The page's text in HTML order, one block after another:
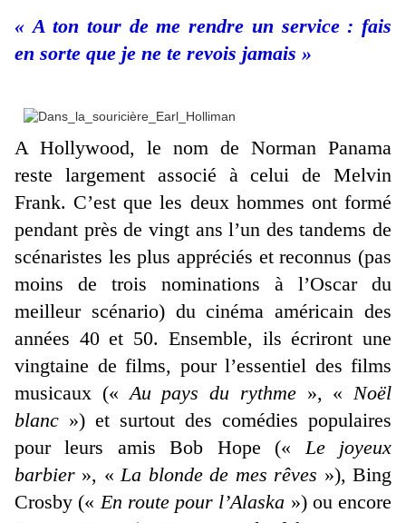
« A ton tour de me rendre un service : fais
en sorte que je ne te revois jamais »
A Hollywood, le nom de Norman Panama
reste largement associé à celui de Melvin
Frank. C’est que les deux hommes ont formé
pendant près de vingt ans l’un des tandems de
scénaristes les plus appréciés et reconnus (pas
moins de trois nominations à l’Oscar du
meilleur scénario) du cinéma américain des
années 40 et 50. Ensemble, ils écriront une
vingtaine de films, pour l’essentiel des films
musicaux («Au pays du rythme», « Noël
blanc ») et surtout des comédies populaires
pour leurs amis Bob Hope («Le joyeux
barbier », «La blonde de mes rêves »), Bing
Crosby («En route pour l’Alaska ») ou encore